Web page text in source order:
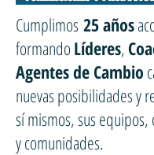
Cumplimos 25 años
formandoLíderes,
Agentes de Cambio
nuevas posibilidades y
sí mismos, sus equipos,
y comunidades.